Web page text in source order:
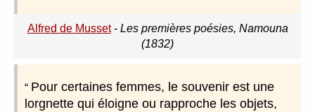
Alfred de Musset- Les premières poésies, Namouna
(1832)
Pour certaines femmes, le souvenir est une
lorgnette qui éloigne ou rapproche les objets,